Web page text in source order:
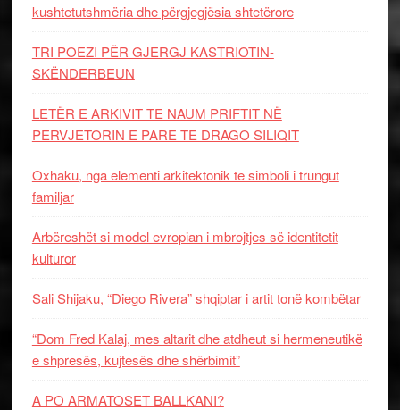
kushtetutshmëria dhe përgjegjësia shtetërore
TRI POEZI PËR GJERGJ KASTRIOTIN-
SKËNDERBEUN
LETËR E ARKIVIT TE NAUM PRIFTIT NË
PERVJETORIN E PARE TE DRAGO SILIQIT
Oxhaku, nga elementi arkitektonik te simboli i trungut
familjar
Arbëreshët si model evropian i mbrojtjes së identitetit
kulturor
Sali Shijaku, “Diego Rivera” shqiptar i artit tonë kombëtar
“Dom Fred Kalaj, mes altarit dhe atdheut si hermeneutikë
e shpresës, kujtesës dhe shërbimit”
A PO ARMATOSET BALLKANI?